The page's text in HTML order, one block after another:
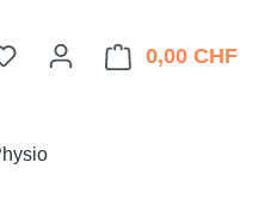
Du hast 0 Produkte auf dem
0,00 CHF